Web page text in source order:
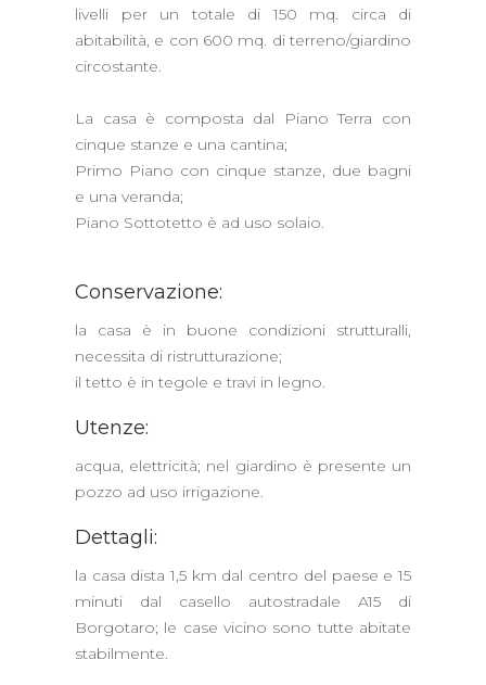
livelli per un totale di 150 mq. circa di
abitabilità, e con 600 mq. di terreno/giardino
circostante.
La casa è composta dal Piano Terra con
cinque stanze e una cantina;
Primo Piano con cinque stanze, due bagni
e una veranda;
Piano Sottotetto è ad uso solaio.
Conservazione:
la casa è in buone condizioni strutturalli,
necessita di ristrutturazione;
il tetto è in tegole e travi in legno.
Utenze:
acqua, elettricità; nel giardino è presente un
pozzo ad uso irrigazione.
Dettagli:
la casa dista 1,5 km dal centro del paese e 15
minuti dal casello autostradale A15 di
Borgotaro; le case vicino sono tutte abitate
stabilmente.